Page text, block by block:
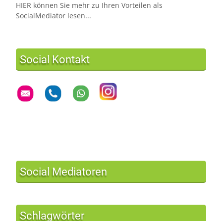
HIER können Sie mehr zu Ihren Vorteilen als
SocialMediator lesen...
Social Kontakt
Social Mediatoren
Schlagwörter